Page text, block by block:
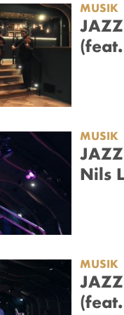
MUSIK
MUSIK
Nils
MUSIK